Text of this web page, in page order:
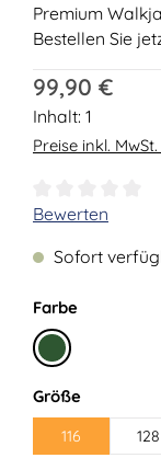
Premium
Bestellen Sie
Regulärer Preis:
99,90 €
Inhalt: 1
Preise inkl.
Bewerten
Sofort
Farbeauswählen
Tanne
Größeauswählen
116 128